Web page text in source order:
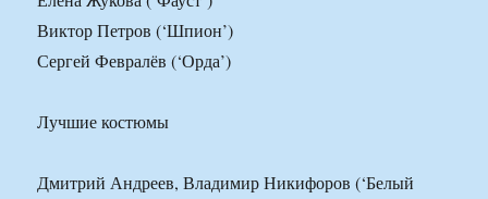
Виктор Петров (‘Шпион’)
Сергей Февралёв (‘Орда’)
Лучшие костюмы
Дмитрий Андреев, Владимир Никифоров (‘Белый